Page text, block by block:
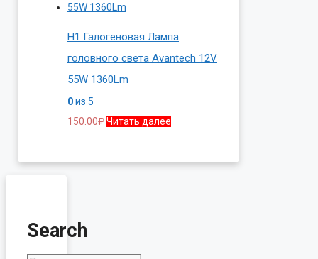
H1 Галогеновая Лампа
головного света Avantech 12V
55W 1360Lm
0из 5
150.00₽Читать далее
Search